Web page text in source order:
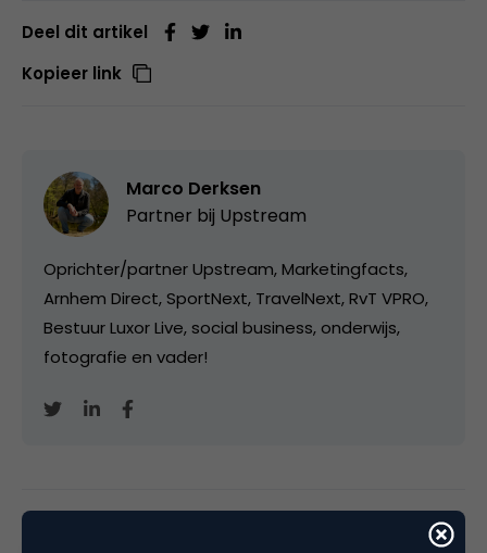
Deel dit artikel
Kopieer link
Marco Derksen
Partner bij Upstream
Oprichter/partner Upstream, Marketingfacts,
Arnhem Direct, SportNext, TravelNext, RvT VPRO,
Bestuur Luxor Live, social business, onderwijs,
fotografie en vader!
Categorie